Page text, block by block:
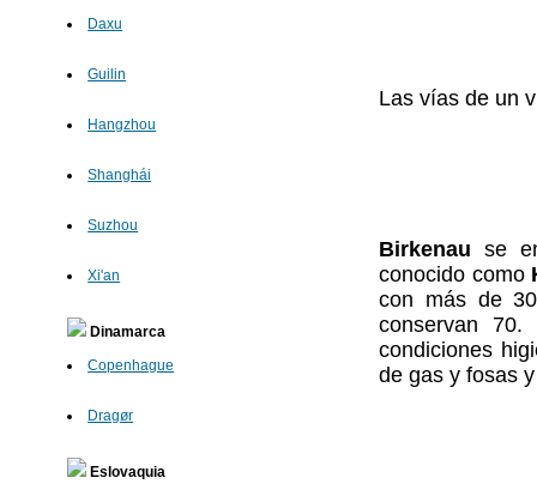
Daxu
Guilin
Hangzhou
Shanghái
Suzhou
Xi'an
Dinamarca
Copenhague
Dragør
Eslovaquia
Las vías de un
Birkenau se
conocido como
con más de
conservan
condiciones
de gas y fosas